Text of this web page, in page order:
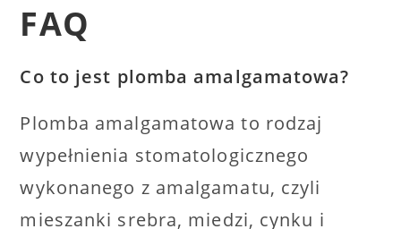
FAQ
Co to jest plomba amalgamatowa?
Plomba amalgamatowa to rodzaj
wypełnienia stomatologicznego
wykonanego z amalgamatu, czyli
mieszanki srebra, miedzi, cynku i